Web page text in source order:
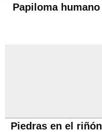
Papiloma humano
Piedras en el riñón